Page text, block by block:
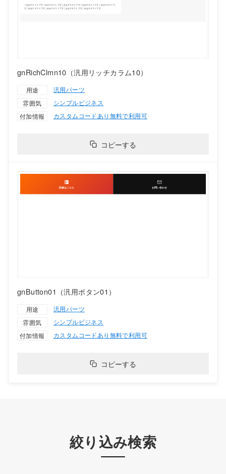
gnRichClmn10（汎用リッチカラム10）
用途
汎用パーツ
雰囲気
シンプルビジネス
付加情報
カスタムコードあり 無料で利用可
コピーする
gnButton01（汎用ボタン01）
用途
汎用パーツ
雰囲気
シンプルビジネス
付加情報
カスタムコードあり 無料で利用可
コピーする
絞り込み検索